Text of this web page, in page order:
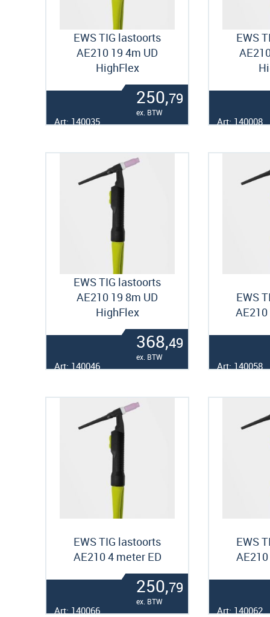
EWS TIG lastoorts
AE210 19 4m UD
HighFlex
250,79
ex. BTW
Art: 140035
EWS
Art: 140008
EWS TIG lastoorts
AE210 19 8m UD
HighFlex
368,49
ex. BTW
Art: 140046
EWS
Art: 140058
EWS TIG lastoorts
AE210 4 meter ED
250,79
ex. BTW
Art: 140066
EWS
Art: 140062